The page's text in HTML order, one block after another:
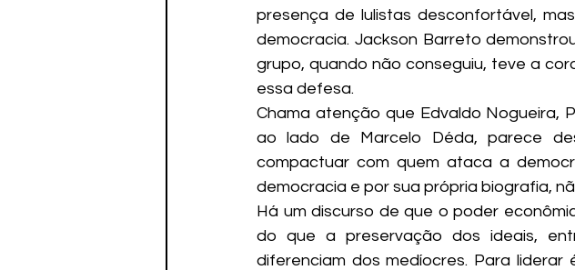
presença de lulistas desconfortável,
democracia. Jackson Barreto
grupo, quando não conseguiu, teve a
essa defesa.
Chama atenção que Edvaldo Nogueira,
ao lado de Marcelo Déda, parece
compactuar com quem ataca a
democracia e por sua própria biografia,
Há um discurso de que o poder
do que a preservação dos ideais,
diferenciam dos medíocres. Para liderar